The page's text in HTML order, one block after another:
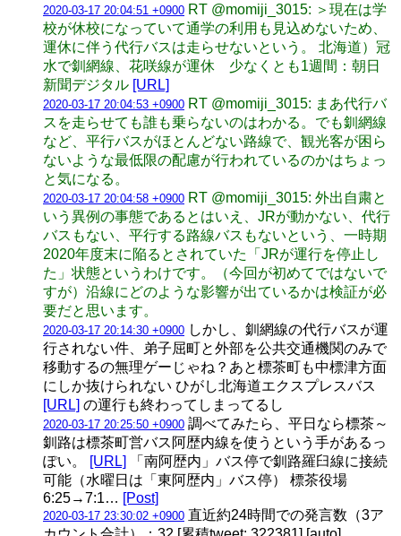
2020-03-17 20:04:51 +0900 RT @momiji_3015: ＞現在は学
校が休校になっていて通学の利用も見込めないため、
運休に伴う代行バスは走らせないという。 北海道）冠
水で釧網線、花咲線が運休 少なくとも1週間：朝日
新聞デジタル [URL]
2020-03-17 20:04:53 +0900 RT @momiji_3015: まあ代行バ
スを走らせても誰も乗らないのはわかる。でも釧網線
など、平行バスがほとんどない路線で、観光客が困ら
ないような最低限の配慮が行われているのかはちょっ
と気になる。
2020-03-17 20:04:58 +0900 RT @momiji_3015: 外出自粛と
いう異例の事態であるとはいえ、JRが動かない、代行
バスもない、平行する路線バスもないという、一時期
2020年度末に陥るとされていた「JRが運行を停止し
た」状態というわけです。（今回が初めてではないで
すが）沿線にどのような影響が出ているかは検証が必
要だと思います。
2020-03-17 20:14:30 +0900 しかし、釧網線の代行バスが運
行されない件、弟子屈町と外部を公共交通機関のみで
移動するの無理ゲーじゃね？あと標茶町も中標津方面
にしか抜けられない ひがし北海道エクスプレスバス
[URL] の運行も終わってしまってるし
2020-03-17 20:25:50 +0900 調べてみたら、平日なら標茶～
釧路は標茶町営バス阿歴内線を使うという手があるっ
ぽい。
[URL]
「南阿歴内」バス停で釧路羅臼線に接続
可能（水曜日は「東阿歴内」バス停） 標茶役場
6:25→7:1… [Post]
2020-03-17 23:30:02 +0900 直近約24時間での発言数（3ア